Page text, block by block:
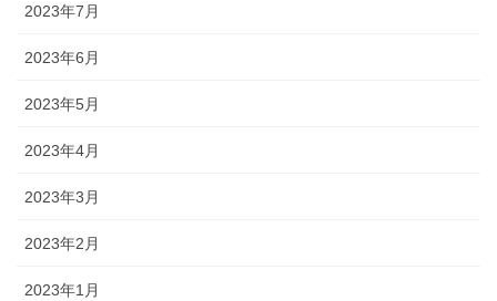
2023年7月
2023年6月
2023年5月
2023年4月
2023年3月
2023年2月
2023年1月